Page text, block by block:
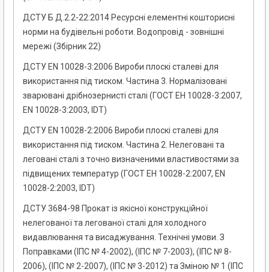
ДСТУ Б Д.2.2-22:2014 Ресурсні елементні кошторисні
норми на будівельні роботи. Водопровід - зовнішні
мережі (Збірник 22)
ДСТУ EN 10028-3:2006 Вироби плоскі сталеві для
використання під тиском. Частина 3. Нормалізовані
зварювані дрібнозернисті сталі (ГОСТ ЕН 10028-3:2007,
EN 10028-3:2003, ІDT)
ДСТУ EN 10028-2:2006 Вироби плоскі сталеві для
використання під тиском. Частина 2. Нелеговані та
леговані сталі з точно визначеними властивостями за
підвищених температур (ГОСТ ЕН 10028-2:2007, EN
10028-2:2003, ІDT)
ДСТУ 3684-98 Прокат із якісної конструкційної
нелегованої та легованої сталі для холодного
видавлювання та висаджування. Технічні умови. З
Поправками (ІПС № 4-2002), (ІПС № 7-2003), (ІПС № 8-
2006), (ІПС № 2-2007), (ІПС № 3-2012) та Зміною № 1 (ІПС